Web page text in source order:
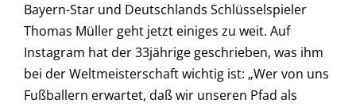
Bayern-Star und Deutschlands Schlüsselspieler
Thomas Müller geht jetzt einiges zu weit. Auf
Instagram hat der 33jährige geschrieben, was ihm
bei der Weltmeisterschaft wichtig ist: „Wer von uns
Fußballern erwartet, daß wir unseren Pfad als